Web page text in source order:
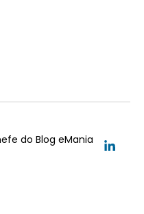
do Blog eMania